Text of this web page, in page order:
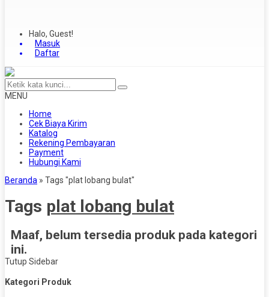
Halo, Guest!
Masuk
Daftar
MENU
Home
Cek Biaya Kirim
Katalog
Rekening Pembayaran
Payment
Hubungi Kami
Beranda » Tags "plat lobang bulat"
Tags plat lobang bulat
Maaf, belum tersedia produk pada kategori
ini.
Tutup Sidebar
Kategori Produk